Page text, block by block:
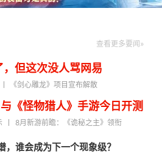
查看更多要闻»
，但这次没人骂网易
《剑心雕龙》项目宣布解散
《怪物猎人》手游今日开测
8月新游前瞻：《诡秘之主》领衔
谁会成为下一个现象级？